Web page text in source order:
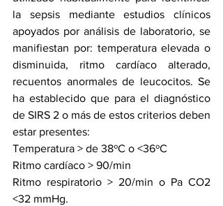
la sepsis mediante estudios clínicos
apoyados por análisis de laboratorio, se
manifiestan por: temperatura elevada o
disminuida, ritmo cardíaco alterado,
recuentos anormales de leucocitos. Se
ha establecido que para el diagnóstico
de SIRS 2 o más de estos criterios deben
estar presentes:
Temperatura > de 38ºC o <36ºC
Ritmo cardíaco > 90/min
Ritmo respiratorio > 20/min o Pa CO2
<32 mmHg.